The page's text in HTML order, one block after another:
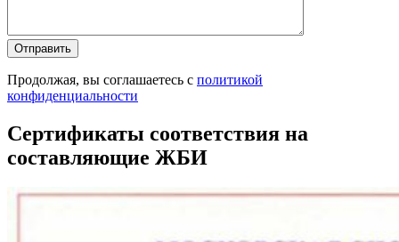
Продолжая, вы соглашаетесь с политикой
конфиденциальности
Сертификаты соответствия на
составляющие ЖБИ